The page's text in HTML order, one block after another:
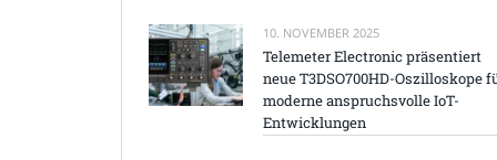
10. NOVEMBER 2025
Telemeter Electronic präsentiert
neue T3DSO700HD-Oszilloskope
moderne anspruchsvolle IoT-
Entwicklungen